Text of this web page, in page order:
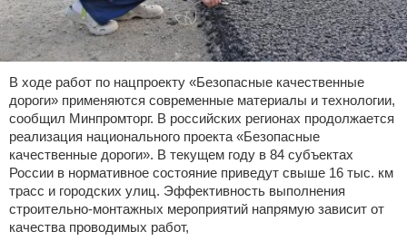
В ходе работ по нацпроекту «Безопасные качественные
дороги» применяются современные материалы и технологии,
сообщил Минпромторг. В российских регионах продолжается
реализация национального проекта «Безопасные
качественные дороги». В текущем году в 84 субъектах
России в нормативное состояние приведут свыше 16 тыс. км
трасс и городских улиц. Эффективность выполнения
строительно-монтажных мероприятий напрямую зависит от
качества проводимых работ,